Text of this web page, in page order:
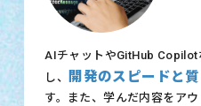
AIチャットやGitHub Copilot
し、
開発のスピードと
す。また、学んだ内容をア